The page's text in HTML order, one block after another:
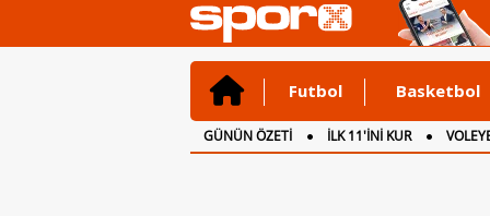
Futbol Basketbol
GÜNÜN ÖZETİ İLK 11'İNİ KUR
CANLI ANLATIM
İNGİLTERE